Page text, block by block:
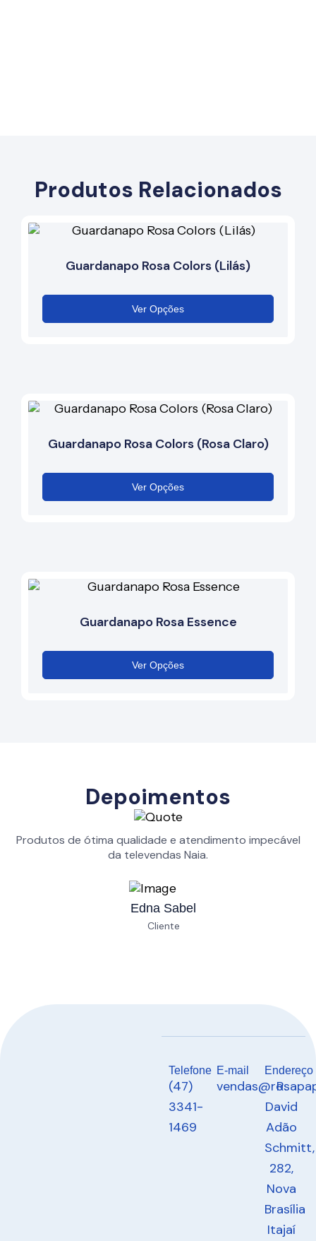
Produtos Relacionados
Guardanapo Rosa Colors (Lilás)
Ver Opções
Guardanapo Rosa Colors (Rosa Claro)
Ver Opções
Guardanapo Rosa Essence
Ver Opções
Depoimentos
Produtos de ótima qualidade e atendimento impecável
da televendas Naia.
Edna Sabel
Cliente
Telefone
(47)
3341-
1469
E-mail Endereço
R.
David
Adão
Schmitt,
282,
Nova
Brasília
Itajaí